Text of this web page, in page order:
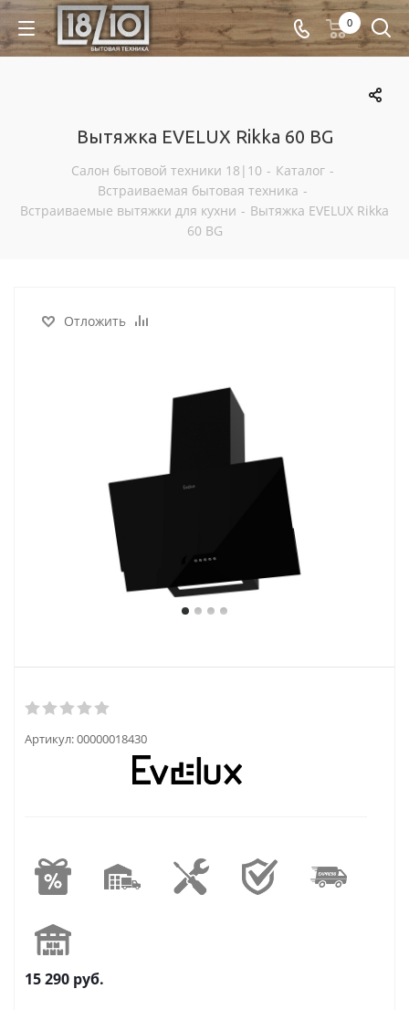
0
Вытяжка EVELUX Rikka 60 BG
Салон бытовой техники 18|10 - Каталог -
Встраиваемая бытовая техника -
Встраиваемые вытяжки для кухни - Вытяжка EVELUX Rikka
60 BG
Отложить
Артикул:00000018430
15 290 руб.